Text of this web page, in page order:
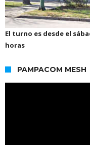
El turno es desde el
horas
PAMPACOM MESH